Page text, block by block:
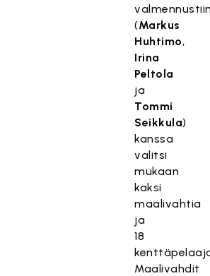
(Markus
Huhtimo,
Irina
Peltola
ja
Tommi
Seikkula)
kanssa
valitsi
mukaan
kaksi
maalivahtia
ja
18
Maalivahdit